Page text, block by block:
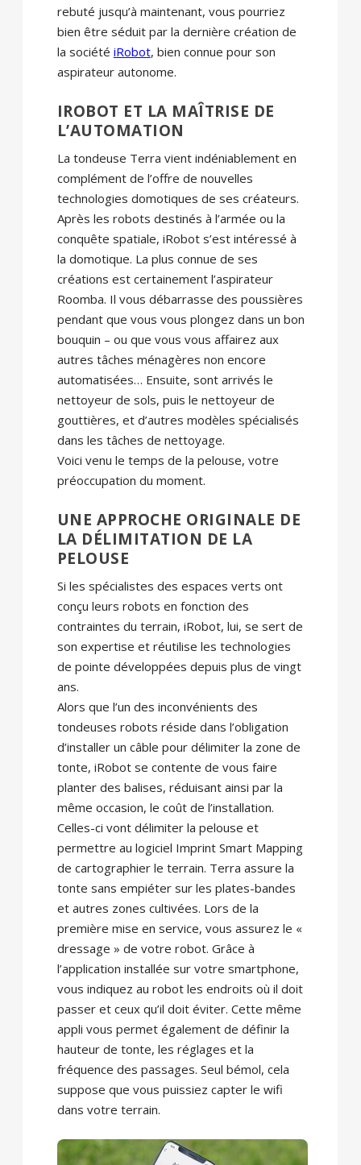
rebuté jusqu’à maintenant, vous pourriez
bien être séduit par la dernière création de
la société iRobot, bien connue pour son
aspirateur autonome.
IROBOT ET LA MAÎTRISE DE
L’AUTOMATION
La tondeuse Terra vient indéniablement en
complément de l’offre de nouvelles
technologies domotiques de ses créateurs.
Après les robots destinés à l’armée ou la
conquête spatiale, iRobot s’est intéressé à
la domotique. La plus connue de ses
créations est certainement l’aspirateur
Roomba. Il vous débarrasse des poussières
pendant que vous vous plongez dans un bon
bouquin – ou que vous vous affairez aux
autres tâches ménagères non encore
automatisées… Ensuite, sont arrivés le
nettoyeur de sols, puis le nettoyeur de
gouttières, et d’autres modèles spécialisés
dans les tâches de nettoyage.
Voici venu le temps de la pelouse, votre
préoccupation du moment.
UNE APPROCHE ORIGINALE DE
LA DÉLIMITATION DE LA
PELOUSE
Si les spécialistes des espaces verts ont
conçu leurs robots en fonction des
contraintes du terrain, iRobot, lui, se sert de
son expertise et réutilise les technologies
de pointe développées depuis plus de vingt
ans.
Alors que l’un des inconvénients des
tondeuses robots réside dans l’obligation
d’installer un câble pour délimiter la zone de
tonte, iRobot se contente de vous faire
planter des balises, réduisant ainsi par la
même occasion, le coût de l’installation.
Celles-ci vont délimiter la pelouse et
permettre au logiciel Imprint Smart Mapping
de cartographier le terrain. Terra assure la
tonte sans empiéter sur les plates-bandes
et autres zones cultivées. Lors de la
première mise en service, vous assurez le «
dressage » de votre robot. Grâce à
l’application installée sur votre smartphone,
vous indiquez au robot les endroits où il doit
passer et ceux qu’il doit éviter. Cette même
appli vous permet également de définir la
hauteur de tonte, les réglages et la
fréquence des passages. Seul bémol, cela
suppose que vous puissiez capter le wifi
dans votre terrain.